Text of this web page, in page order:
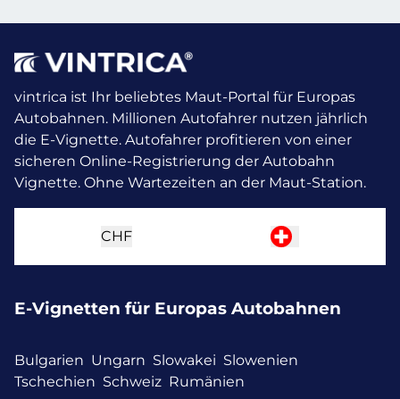
vintrica ist Ihr beliebtes Maut-Portal für Europas
Autobahnen. Millionen Autofahrer nutzen jährlich
die E-Vignette. Autofahrer profitieren von einer
sicheren Online-Registrierung der Autobahn
Vignette. Ohne Wartezeiten an der Maut-Station.
CHF
E-Vignetten für Europas Autobahnen
Bulgarien Ungarn Slowakei Slowenien
Tschechien Schweiz Rumänien